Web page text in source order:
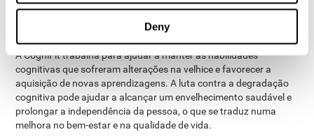
Deny
nosso cérebro, estimular a criação de novas sinapses e circuitos
neuronais mielinizados capazes de recuperar e/ou reorganizar as
nossas principais funções cognitivas.
A CogniFit trabalha para ajudar a manter as habilidades
cognitivas que sofreram alterações na velhice e favorecer a
aquisição de novas aprendizagens. A luta contra a degradação
cognitiva pode ajudar a alcançar um envelhecimento saudável e
prolongar a independência da pessoa, o que se traduz numa
melhora no bem-estar e na qualidade de vida.